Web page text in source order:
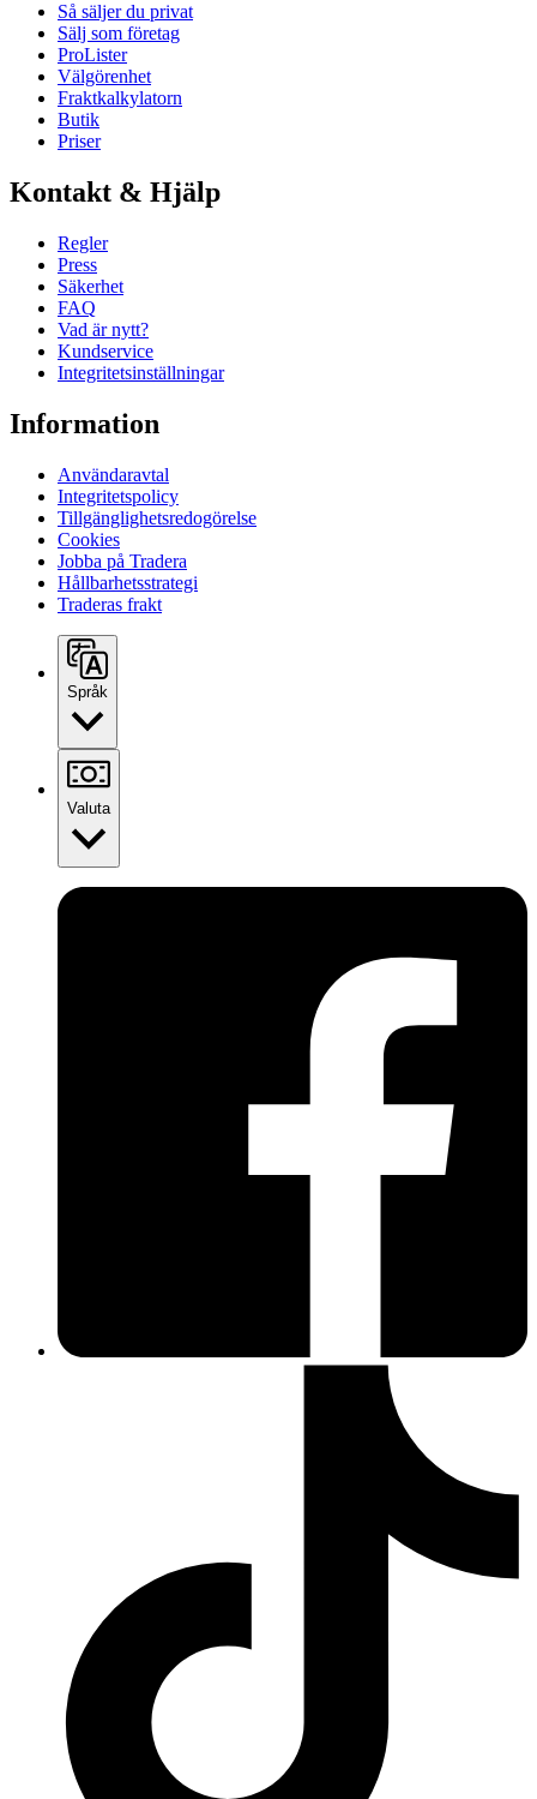
Så säljer du privat
Sälj som företag
ProLister
Välgörenhet
Fraktkalkylatorn
Butik
Priser
Kontakt & Hjälp
Regler
Press
Säkerhet
FAQ
Vad är nytt?
Kundservice
Integritetsinställningar
Information
Användaravtal
Integritetspolicy
Tillgänglighetsredogörelse
Cookies
Jobba på Tradera
Hållbarhetsstrategi
Traderas frakt
Språk
Valuta